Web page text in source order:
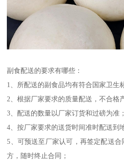
副食配送的要求有哪些：
1、所配送的副食品均有符合国家卫生
2、根据厂家要求的质量配送，不合格
3、配送的数量以厂家订货和过磅为准；
4、按厂家要求的送货时间准时配送到
5、可预送至厂家认可，再签定配送
方，随时终止合同；